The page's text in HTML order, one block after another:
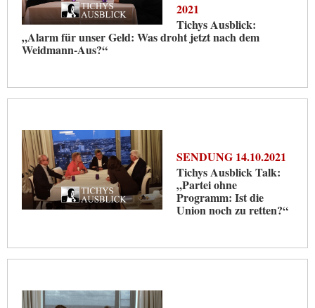
2021
Tichys Ausblick:
„Alarm für unser Geld: Was droht jetzt nach dem
Weidmann-Aus?“
SENDUNG 14.10.2021
Tichys Ausblick Talk:
„Partei ohne
Programm: Ist die
Union noch zu retten?“